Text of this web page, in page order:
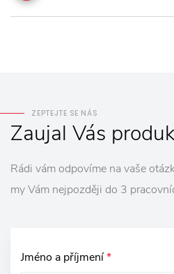
ZEPTEJTE SE NÁS
Zaujal Vás
Rádi vám odpovíme na vaše
my Vám nejpozději do 3
Jméno a příjmení*